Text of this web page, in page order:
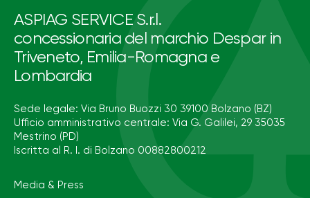
ASPIAG SERVICE S.r.l.
concessionaria del marchio Despar in
Triveneto, Emilia-Romagna e
Lombardia
Sede legale: Via Bruno Buozzi 30 39100 Bolzano (BZ)
Ufficio amministrativo centrale: Via G. Galilei, 29 35035
Mestrino (PD)
Iscritta al R. I. di Bolzano 00882800212
Media & Press